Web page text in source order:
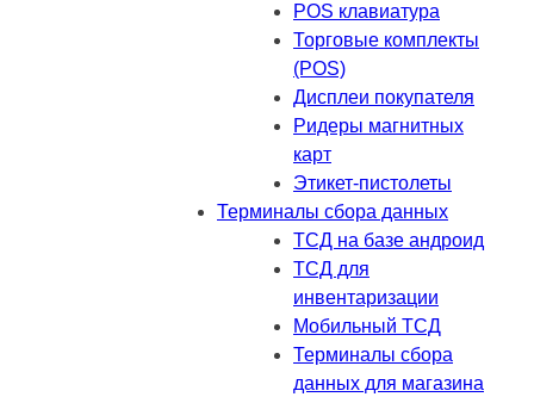
POS клавиатура
Торговые комплекты
(POS)
Дисплеи покупателя
Ридеры магнитных
карт
Этикет-пистолеты
Терминалы сбора данных
ТСД на базе андроид
ТСД для
инвентаризации
Мобильный ТСД
Терминалы сбора
данных для магазина